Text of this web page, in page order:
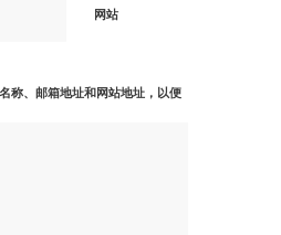
网站
称、邮箱地址和网站地址，以便